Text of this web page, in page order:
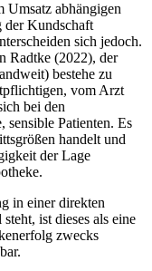
abhängigen
der Kundschaft
sich jedoch.
Radtke (2022), der
bestehe zu
vom Arzt
bei den
sensible Patienten. Es
handelt und
der Lage
in einer direkten
ist dieses als eine
zwecks